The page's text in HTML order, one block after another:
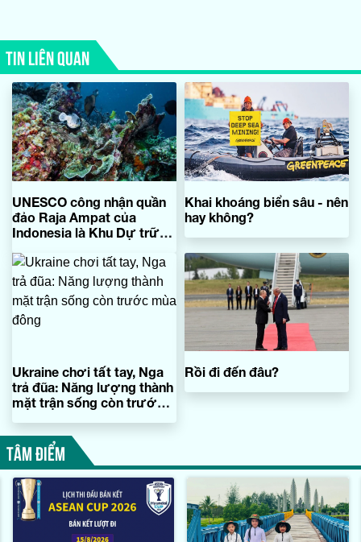
TIN LIÊN QUAN
UNESCO công nhận quần
đảo Raja Ampat của
Indonesia là Khu Dự trữ
Khai khoáng biển sâu - nên
hay không?
Ukraine chơi tất tay, Nga
trả đũa: Năng lượng thành
mặt trận sống còn trước
Rồi đi đến đâu?
TÂM ĐIỂM